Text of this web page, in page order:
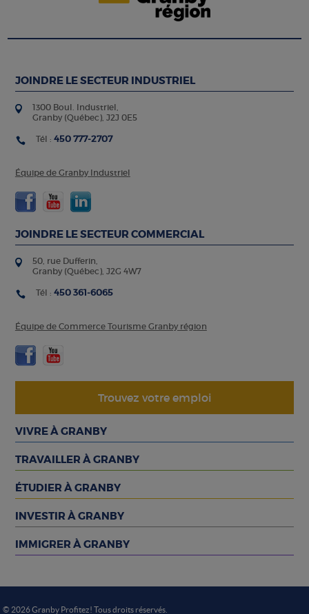
JOINDRE LE SECTEUR INDUSTRIEL
1300 Boul. Industriel,
Granby (Québec), J2J 0E5
Tél : 450 777-2707
Équipe de Granby Industriel
JOINDRE LE SECTEUR COMMERCIAL
50, rue Dufferin,
Granby (Québec), J2G 4W7
Tél : 450 361-6065
Équipe de Commerce Tourisme Granby région
Trouvez votre emploi
VIVRE À GRANBY
TRAVAILLER À GRANBY
ÉTUDIER À GRANBY
INVESTIR À GRANBY
IMMIGRER À GRANBY
© 2026 Granby Profitez! Tous droits réservés.